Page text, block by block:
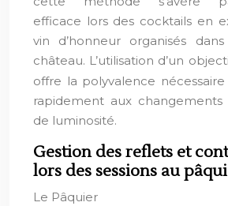
efficace lors des cocktails en
vin d’honneur organisés
château. L’utilisation d’un
offre la polyvalence
rapidement aux
de luminosité.
Gestion des reflets et
lors des sessions au
Le Pâquier